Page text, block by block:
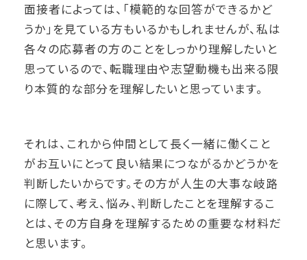
面接者によっては、「模範的な回答ができるかど
うか」を見ている方もいるかもしれませんが、私は
各々の応募者の方のことをしっかり理解したいと
思っているので、転職理由や志望動機も出来る限
り本質的な部分を理解したいと思っています。
それは、これから仲間として長く一緒に働くこと
がお互いにとって良い結果につながるかどうかを
判断したいからです。その方が人生の大事な岐路
に際して、考え、悩み、判断したことを理解するこ
とは、その方自身を理解するための重要な材料だ
と思います。